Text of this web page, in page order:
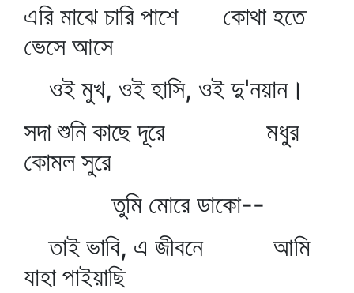
এরি মাঝে চারি পাশে কোথা হতে
ভেসে আসে
ওই মুখ, ওই হাসি, ওই দু'নয়ান।
সদা শুনি কাছে দূরে মধুর
কোমল সুরে
তুমি মোরে ডাকো--
তাই ভাবি, এ জীবনে আমি
যাহা পাইয়াছি